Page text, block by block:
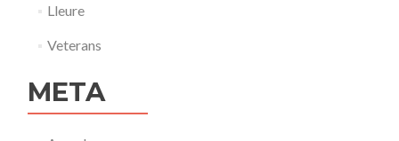
Lleure
Veterans
META